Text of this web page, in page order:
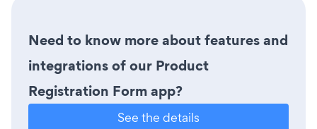
Need to know more about features and
integrations of our Product
Registration Form app?
See the details